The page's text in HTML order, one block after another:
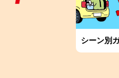
シーン別